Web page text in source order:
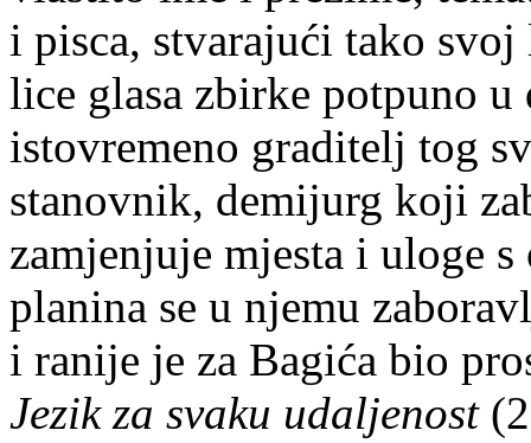
i pisca, stvarajući tako
lice glasa zbirke potpuno
istovremeno graditelj tog
stanovnik, demijurg koji
zamjenjuje mjesta i uloge
planina se u njemu
i ranije je za Bagića bio
Jezik za svaku udaljenost